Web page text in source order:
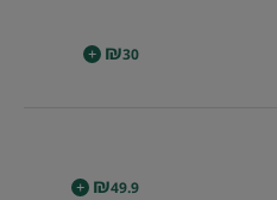
₪30
+
₪49.9
+